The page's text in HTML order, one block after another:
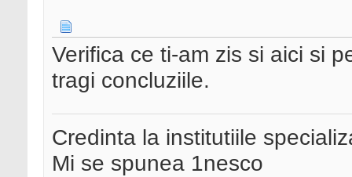
Verifica ce ti-am zis si aici si
tragi concluziile.
Credinta la institutiile
Mi se spunea 1nesco